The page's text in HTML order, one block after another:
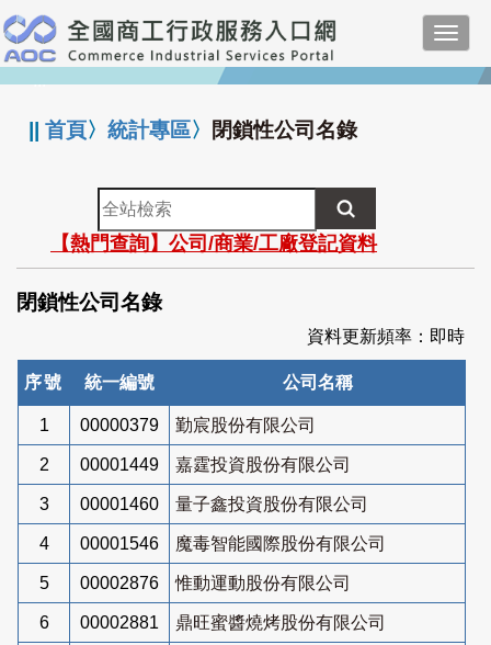
跳
到
主
要
:::
||首頁〉統計專區〉 閉鎖性公司名錄
全
站
檢
索
【熱門查詢】公司/商業/工廠登記資料
閉鎖性公司名錄
資料更新頻率：即時
序號 統一編號 公司名稱
1 00000379 勤宸股份有限公司
2 00001449 嘉霆投資股份有限公司
3 00001460 量子鑫投資股份有限公司
4 00001546 魔毒智能國際股份有限公司
5 00002876 惟動運動股份有限公司
6 00002881 鼎旺蜜醬燒烤股份有限公司